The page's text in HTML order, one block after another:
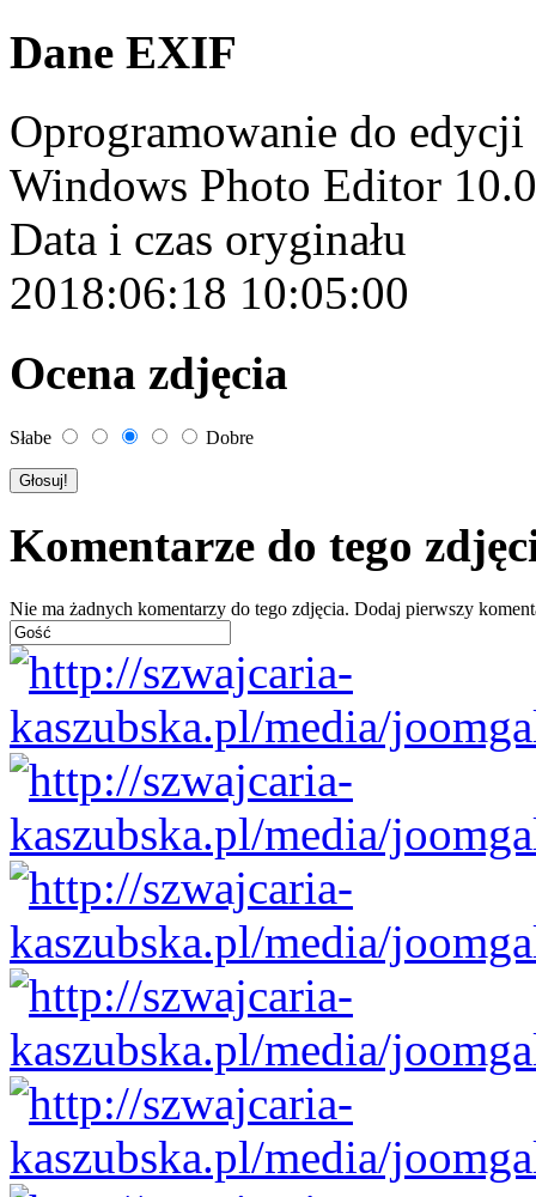
Dane EXIF
Oprogramowanie do edycji
Windows Photo Editor
Data i czas oryginału
2018:06:18 10:05:00
Ocena zdjęcia
Słabe Dobre
Komentarze do tego
Nie ma żadnych komentarzy do tego zdjęcia. Dodaj pierwszy